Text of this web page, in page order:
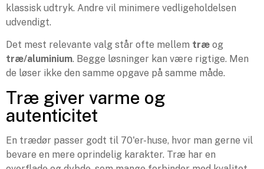
klassisk udtryk. Andre vil minimere vedligeholdelsen
udvendigt.
Det mest relevante valg står ofte mellem træ og
træ/aluminium. Begge løsninger kan være rigtige. Men
de løser ikke den samme opgave på samme måde.
Træ giver varme og
autenticitet
En trædør passer godt til 70'er-huse, hvor man gerne vil
bevare en mere oprindelig karakter. Træ har en